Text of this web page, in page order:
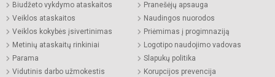
Biudžeto vykdymo ataskaitos
Veiklos ataskaitos
Veiklos kokybės įsivertinimas
Metinių ataskaitų rinkiniai
Parama
Vidutinis darbo užmokestis
Pranešėjų apsauga
Naudingos nuorodos
Priėmimas į progimnaziją
Logotipo naudojimo vadovas
Slapukų politika
Korupcijos prevencija